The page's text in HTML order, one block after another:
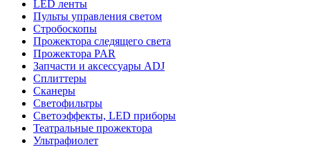
LED ленты
Пульты управления светом
Стробоскопы
Прожектора следящего света
Прожектора PAR
Запчасти и аксессуары ADJ
Сплиттеры
Сканеры
Светофильтры
Светоэффекты, LED приборы
Театральные прожектора
Ультрафиолет